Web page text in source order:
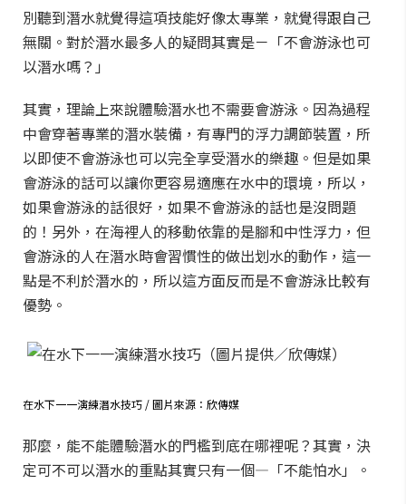
別聽到潛水就覺得這項技能好像太專業，就覺得跟自己
無關。對於潛水最多人的疑問其實是－「不會游泳也可
以潛水嗎？」
其實，理論上來說體驗潛水也不需要會游泳。因為過程
中會穿著專業的潛水裝備，有專門的浮力調節裝置，所
以即使不會游泳也可以完全享受潛水的樂趣。但是如果
會游泳的話可以讓你更容易適應在水中的環境，所以，
如果會游泳的話很好，如果不會游泳的話也是沒問題
的！另外，在海裡人的移動依靠的是腳和中性浮力，但
會游泳的人在潛水時會習慣性的做出划水的動作，這一
點是不利於潛水的，所以這方面反而是不會游泳比較有
優勢。
在水下一一演練潛水技巧 / 圖片來源：欣傳媒
那麼，能不能體驗潛水的門檻到底在哪裡呢？其實，決
定可不可以潛水的重點其實只有一個—「不能怕水」。